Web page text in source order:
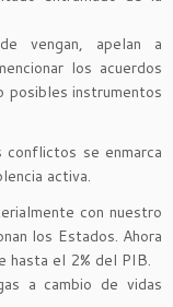
vengan, apelan a
los acuerdos
posibles instrumentos
se enmarca
activa.
con nuestro
los Estados. Ahora
hasta el 2% del PIB.
a cambio de vidas